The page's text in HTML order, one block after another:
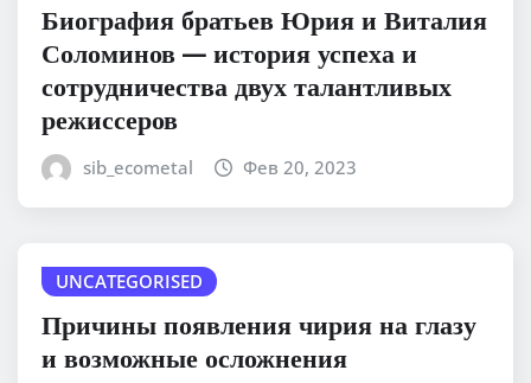
Биография братьев Юрия и Виталия
Соломинов — история успеха и
сотрудничества двух талантливых
режиссеров
sib_ecometal Фев 20, 2023
UNCATEGORISED
Причины появления чирия на глазу
и возможные осложнения